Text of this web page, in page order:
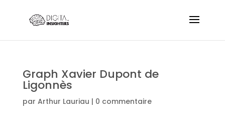
Graph Xavier Dupont de
Ligonnès
par Arthur Lauriau | 0 commentaire